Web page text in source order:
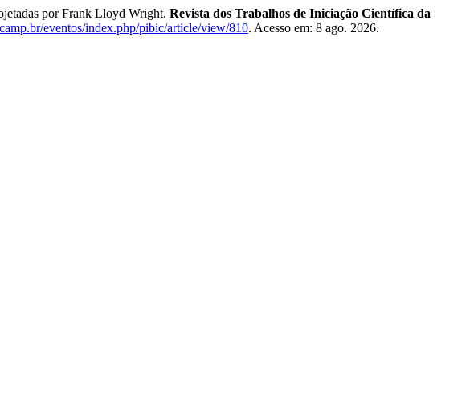
por Frank Lloyd Wright. Revista dos Trabalhos de Iniciação Científica da
eventos/index.php/pibic/article/view/810. Acesso em: 8 ago. 2026.